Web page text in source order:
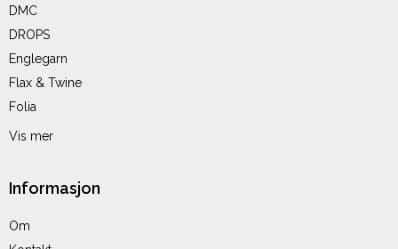
DMC
DROPS
Englegarn
Flax & Twine
Folia
Vis mer
Informasjon
Om